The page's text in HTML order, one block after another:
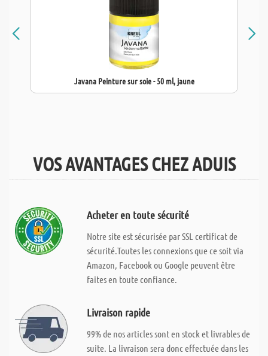
Javana Peinture sur soie - 50 ml, jaune
VOS AVANTAGES CHEZ ADUIS
Acheter en toute sécurité
Notre site est sécurisée par SSL certificat de
sécurité.Toutes les connexions que ce soit via
Amazon, Facebook ou Google peuvent être
faites en toute confiance.
Livraison rapide
99% de nos articles sont en stock et livrables de
suite. La livraison sera donc effectuée dans les